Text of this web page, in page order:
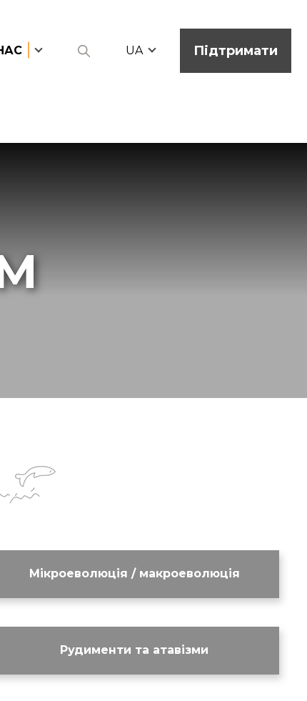
UA Підтримати
Мікроеволюція / макроеволюція
Рудименти та атавізми